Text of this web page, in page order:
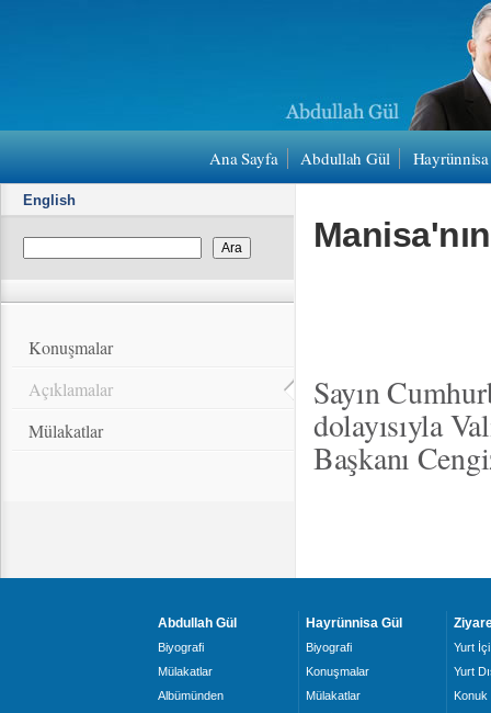
Ana Sayfa Abdullah Gül
English
Konuşmalar
Açıklamalar
Mülakatlar
Sayın
dolayısıyla
Başkanı
Abdullah Gül
Biyografi
Mülakatlar
Albümünden
Hayrünnisa Gül
Biyografi
Konuşmalar
Mülakatlar
Yurt İçi
Yurt
Konuk